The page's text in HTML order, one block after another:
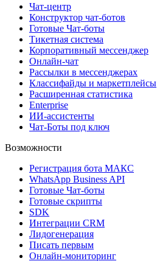
Чат-центр
Конструктор чат-ботов
Готовые Чат-боты
Тикетная система
Корпоративный мессенджер
Онлайн-чат
Рассылки в мессенджерах
Классифайды и маркетплейсы
Расширенная статистика
Enterprise
ИИ-ассистенты
Чат-Боты под ключ
Возможности
Регистрация бота MAКС
WhatsApp Business API
Готовые Чат-боты
Готовые скрипты
SDK
Интеграции CRM
Лидогенерация
Писать первым
Онлайн-мониторинг